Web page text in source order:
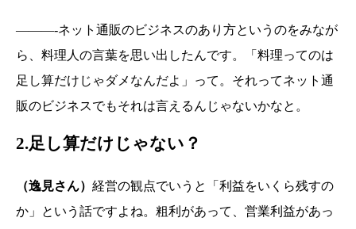
———-ネット通販のビジネスのあり方というのをみなが
ら、料理人の言葉を思い出したんです。「料理ってのは
足し算だけじゃダメなんだよ」って。それってネット通
販のビジネスでもそれは言えるんじゃないかなと。
2.足し算だけじゃない？
（逸見さん） 経営の観点でいうと「利益をいくら残すの
か」という話ですよね。粗利があって、営業利益があっ